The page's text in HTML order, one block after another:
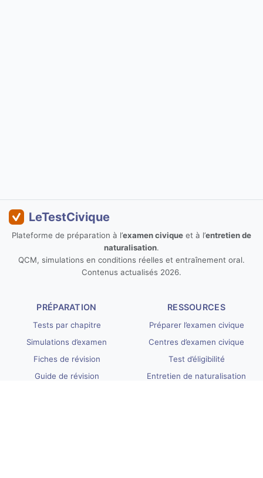
LeTestCivique
Plateforme de préparation à l’examen civique et à l’entretien de
naturalisation.
QCM, simulations en conditions réelles et entraînement oral.
Contenus actualisés 2026.
PRÉPARATION
Tests par chapitre
Simulations d’examen
Fiches de révision
Guide de révision
RESSOURCES
Préparer l’examen civique
Centres d’examen civique
Test d’éligibilité
Entretien de naturalisation